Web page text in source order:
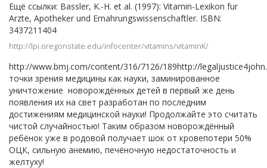
Ещё ссылки: Bassler, K.-H. et al. (1997): Vitamin-Lexikon fur
Arzte, Apotheker und Ernahrungswissenschaftler. ISBN:
3437211404
http://lpi.oregonstate.edu/infocenter/vitamins/vitaminK/
http://www.bmj.com/content/316/7126/189http://
точки зрения медицины как науки, заминированное
уничтожение новорождённых детей в первый же день
появления их на свет разработан по последним
достижениям медицинской науки! Продолжайте это считать
чистой случайностью! Таким образом новорождённый
ребёнок уже в родовой получает шок от кровепотери 50%
ОЦК, сильную анемию, печёночную недостаточность и
желтуху!